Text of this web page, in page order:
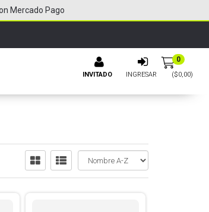
INVITADO INGRESAR
0
($0,00)
Mercado Pago